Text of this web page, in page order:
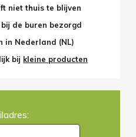
niet thuis te blijven
de buren bezorgd
in Nederland (NL)
bij kleine producten